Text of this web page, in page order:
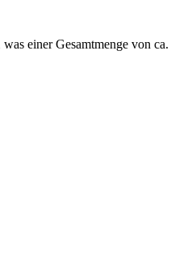
einer Gesamtmenge von